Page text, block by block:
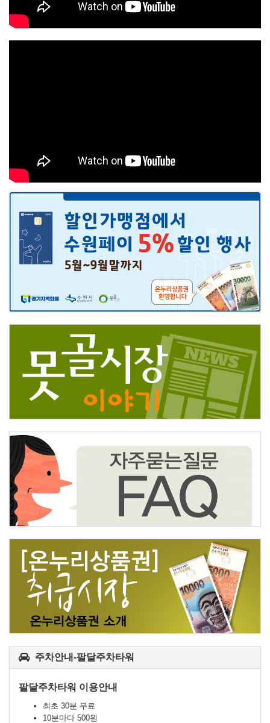
주차안내-팔달주차타워
팔달주차타워 이용안내
최초 30분 무료
10분마다 500원